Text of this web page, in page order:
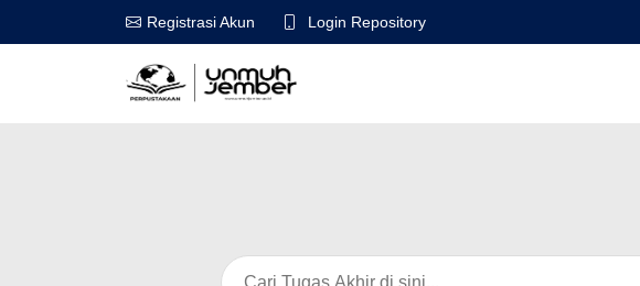
Registrasi Akun Login Repository